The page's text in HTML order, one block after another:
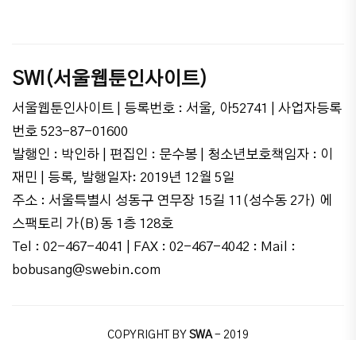
SWI(서울웹툰인사이트)
서울웹툰인사이트 | 등록번호 : 서울, 아52741 | 사업자등록
번호 523-87-01600
발행인 : 박인하 | 편집인 : 문수봉 | 청소년보호책임자 : 이
재민 | 등록, 발행일자: 2019년 12월 5일
주소 : 서울특별시 성동구 연무장 15길 11(성수동 2가) 에
스팩토리 가(B)동 1층 128호
Tel : 02-467-4041 | FAX : 02-467-4042 : Mail :
bobusang@swebin.com
COPYRIGHT BY SWA- 2019